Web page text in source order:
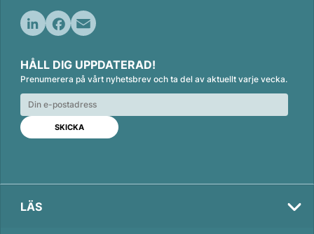
n
k
e
d
n
c
e
b
o
o
k
a
i
l
HÅLL DIG UPPDATERAD!
Prenumerera på vårt nyhetsbrev och ta del av aktuellt varje vecka.
LÄS